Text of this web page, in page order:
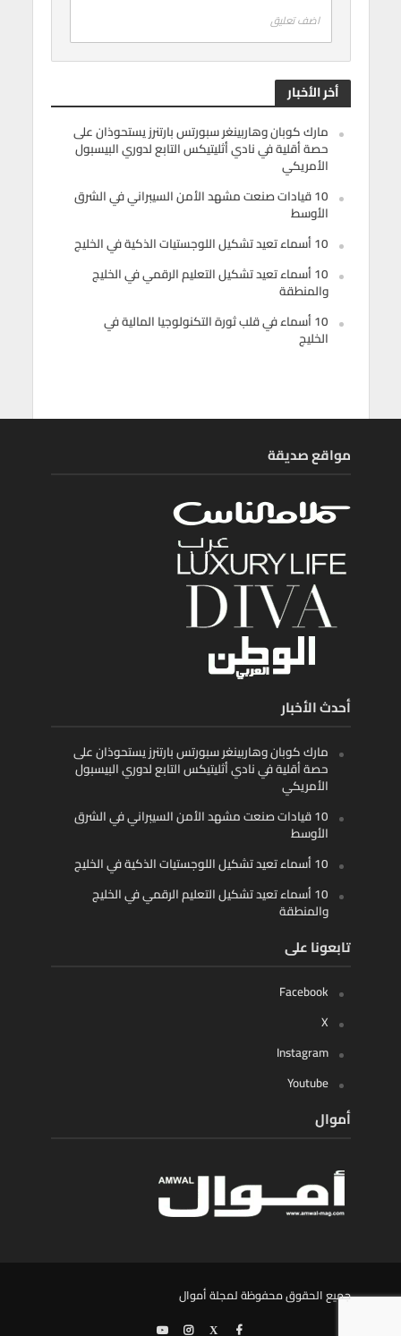
اضف تعليق
أخر الأخبار
مارك كوبان وهاربينغر سبورتس بارتنرز يستحوذان على
حصة أقلية في نادي أثليتيكس التابع لدوري البيسبول
الأمريكي
10 قيادات صنعت مشهد الأمن السيبراني في الشرق
الأوسط
10 أسماء تعيد تشكيل اللوجستيات الذكية في الخليج
10 أسماء تعيد تشكيل التعليم الرقمي في الخليج
والمنطقة
10 أسماء في قلب ثورة التكنولوجيا المالية في
الخليج
مواقع صديقة
أحدث الأخبار
مارك كوبان وهاربينغر سبورتس بارتنرز يستحوذان على
حصة أقلية في نادي أثليتيكس التابع لدوري البيسبول
الأمريكي
10 قيادات صنعت مشهد الأمن السيبراني في الشرق
الأوسط
10 أسماء تعيد تشكيل اللوجستيات الذكية في الخليج
10 أسماء تعيد تشكيل التعليم الرقمي في الخليج
والمنطقة
تابعونا على
Facebook
X
Instagram
Youtube
أموال
جميع الحقوق محفوظة لمجلة أموال